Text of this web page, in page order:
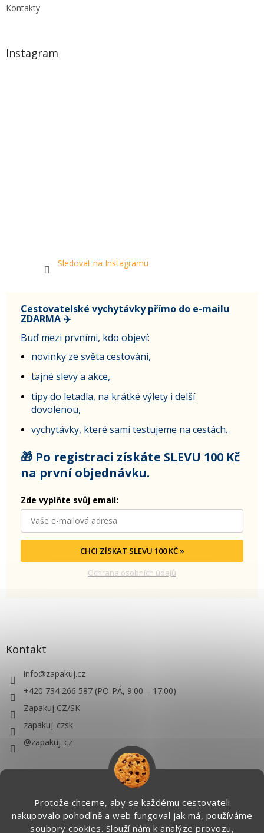
Protože chceme, aby se každému cestovateli
nakupovalo pohodlně a web fungoval jak má, používáme
soubory cookies. Slouží nám k analýze provozu,
Kontakty
Instagram
Sledovat na Instagramu
Cestovatelské vychytávky přímo do e-mailu
ZDARMA ✈️
Buď mezi prvními, kdo objeví:
novinky ze světa cestování,
tajné slevy a akce,
tipy do letadla, na krátké výlety i delší
dovolenou,
vychytávky, které sami testujeme na cestách.
🎁 Po registraci získáte SLEVU 100 Kč
na první objednávku.
Zde vyplňte svůj email:
CHCI ZÍSKAT SLEVU 100 KČ »
Ochrana osobních údajů
Kontakt
info@zapakuj.cz
+420 734 266 587 (PO-PÁ, 9:00 – 17:00)
Zapakuj CZ/SK
zapakuj_czsk
@zapakuj_cz